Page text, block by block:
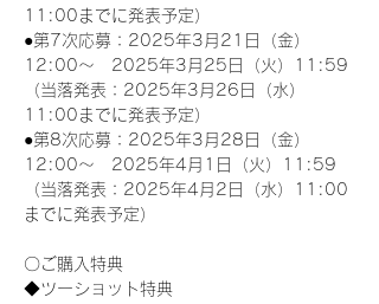
11:00までに発表予定）
●第7次応募：2025年3月21日（金）
12:00～　2025年3月25日（火）11:59
（当落発表：2025年3月26日（水）
11:00までに発表予定）
●第8次応募：2025年3月28日（金）
12:00～　2025年4月1日（火）11:59
（当落発表：2025年4月2日（水）11:00
までに発表予定）
〇ご購入特典
◆ツーショット特典